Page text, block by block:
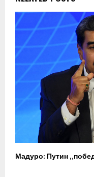
Мадуро: Путин